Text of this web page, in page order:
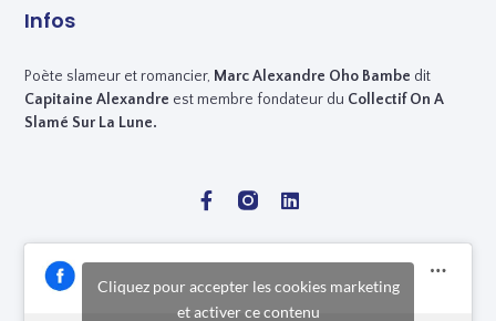
Infos
Poète slameur et romancier, Marc Alexandre Oho Bambe dit
Capitaine Alexandre est membre fondateur du Collectif On A
Slamé Sur La Lune.
Cliquez pour accepter les cookies marketing
et activer ce contenu